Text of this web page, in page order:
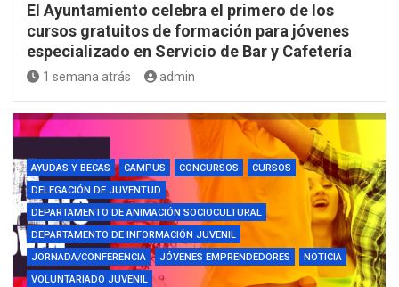
El Ayuntamiento celebra el primero de los
cursos gratuitos de formación para jóvenes
especializado en Servicio de Bar y Cafetería
1 semana atrás admin
AYUDAS Y BECAS CAMPUS CONCURSOS
CURSOS
DELEGACIÓN DE JUVENTUD
DEPARTAMENTO DE ANIMACIÓN SOCIOCULTURAL
DEPARTAMENTO DE INFORMACIÓN JUVENIL
JORNADA/CONFERENCIA
JÓVENES EMPRENDEDORES
NOTICIA
VOLUNTARIADO JUVENIL